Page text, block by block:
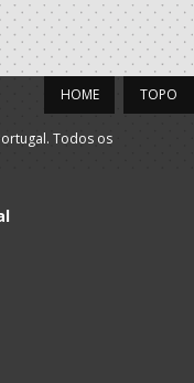
TOPO
HOME
Todos os